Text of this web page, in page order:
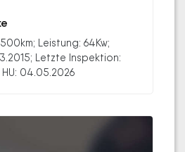
Leistung: 64Kw;
Letzte Inspektion:
04.05.2026